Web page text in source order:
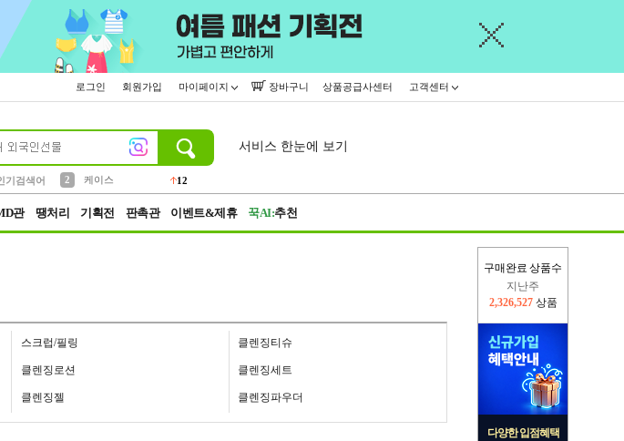
로그인 회원가입 마이페이지 장바구니 상품공급사센터 고객센터
기검색어
2
케이스
12
서비스 한눈에 보기
관 땡처리 기획전 판촉관 이벤트&제휴 꾹AI:추천
구매완료 상품수
이번주
2,280,503 상품
다양한 입점혜택
스크럽/필링 클렌징티슈
클렌징로션 클렌징세트
클렌징젤 클렌징파우더